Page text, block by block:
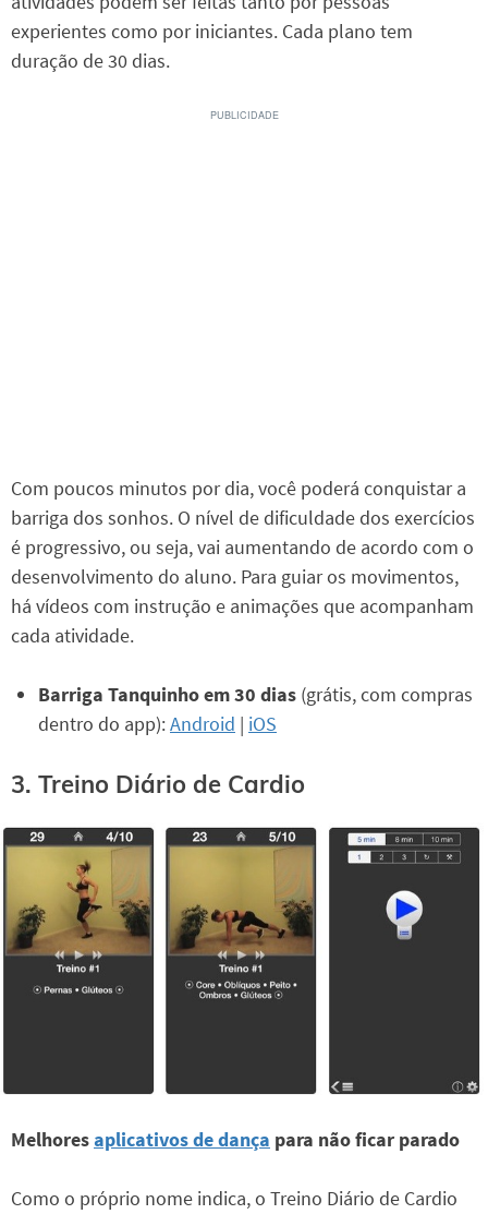
experientes como por iniciantes. Cada plano tem
duração de 30 dias.
Com poucos minutos por dia, você poderá conquistar a
barriga dos sonhos. O nível de dificuldade dos exercícios
é progressivo, ou seja, vai aumentando de acordo com o
desenvolvimento do aluno. Para guiar os movimentos,
há vídeos com instrução e animações que acompanham
cada atividade.
Barriga Tanquinho em 30 dias (grátis, com compras
dentro do app):Android | iOS
3. Treino Diário de Cardio
Melhores aplicativos de dança para não ficar parado
Como o próprio nome indica, o Treino Diário de Cardio